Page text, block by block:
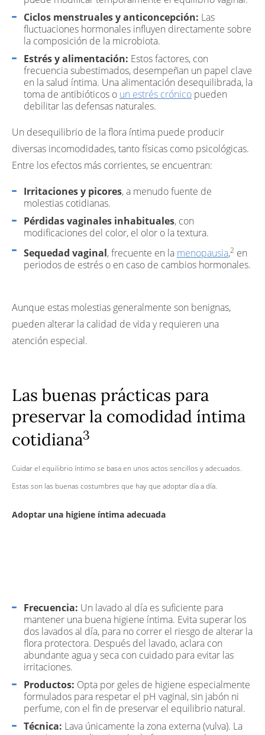
Ciclos menstruales y anticoncepción: Las
fluctuaciones hormonales influyen directamente sobre
la composición de la microbiota.
Estrés y alimentación: Estos factores, con
frecuencia subestimados, desempeñan un papel clave
en la salud íntima. Una alimentación desequilibrada, la
toma de antibióticos o un estrés crónico pueden
debilitar las defensas naturales.
Un desequilibrio de la flora íntima puede producir
diversas incomodidades, tanto físicas como psicológicas.
Entre los efectos más corrientes, se encuentran:
Irritaciones y picores, a menudo fuente de
molestias cotidianas.
Pérdidas vaginales inhabituales, con
modificaciones del color, el olor o la textura.
Sequedad vaginal, frecuente en la menopausia,2 en
periodos de estrés o en caso de cambios hormonales.
Aunque estas molestias generalmente son benignas,
pueden alterar la calidad de vida y requieren una
atención especial.
Las buenas prácticas para
preservar la comodidad íntima
cotidiana3
Cuidar el equilibrio íntimo se basa en unos actos sencillos y adecuados.
Estas son las buenas costumbres que hay que adoptar día a día.
Adoptar una higiene íntima adecuada
Frecuencia: Un lavado al día es suficiente para
mantener una buena higiene íntima. Evita superar los
dos lavados al día, para no correr el riesgo de alterar la
flora protectora. Después del lavado, aclara con
abundante agua y seca con cuidado para evitar las
irritaciones.
Productos: Opta por geles de higiene especialmente
formulados para respetar el pH vaginal, sin jabón ni
perfume, con el fin de preservar el equilibrio natural.
Técnica: Lava únicamente la zona externa (vulva). La